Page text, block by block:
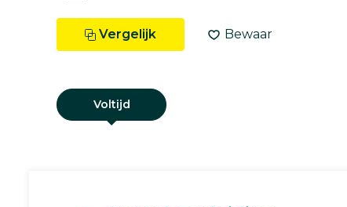
Vergelijk Bewaar
Voltijd